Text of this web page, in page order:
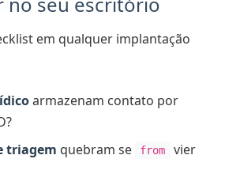
em qualquer implantação
armazenam contato por
triagem quebram se from
vier